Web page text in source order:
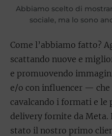
Abbiamo scelto di
sociale, ma lo sono
Come l’abbiamo fatto?
scattando nuove e
e promuovendo
e/o con influencer —
cavalcando i formati e le
delivery fornite da Meta.
stato il nostro primo